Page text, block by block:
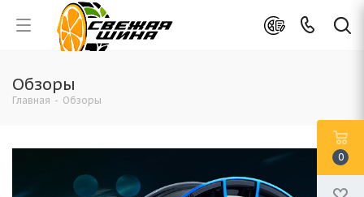
Обзоры
Главная - Обзоры
0